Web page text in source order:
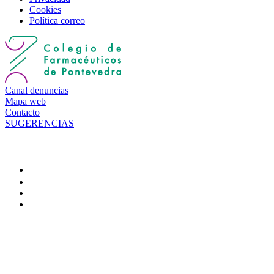
Cookies
Política correo
Canal denuncias
Mapa web
Contacto
SUGERENCIAS